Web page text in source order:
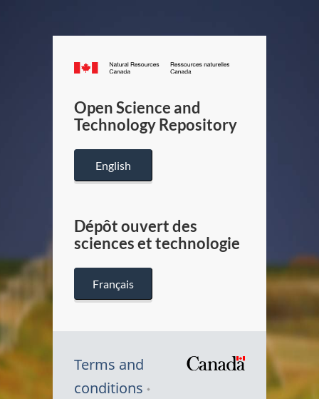
Canada.ca
/
Canada
Open Science and
Technology Repository
English
Dépôt ouvert des
sciences et technologie
Français
Terms and
conditions
Symbole